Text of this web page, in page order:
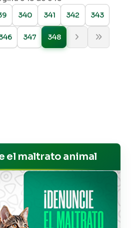
340 341 342 343
347 348
el maltrato animal